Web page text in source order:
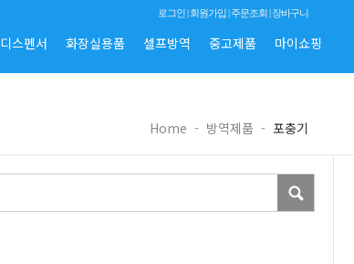
로그인|회원가입|주문조회|장바구니
디스펜서 화장실용품 셀프방역 중고제품 마이쇼핑
Home - 방역제품 - 포충기